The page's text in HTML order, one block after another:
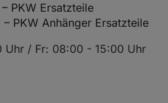
PKW Ersatzteile
PKW Anhänger Ersatzteile
Uhr / Fr: 08:00 - 15:00 Uhr